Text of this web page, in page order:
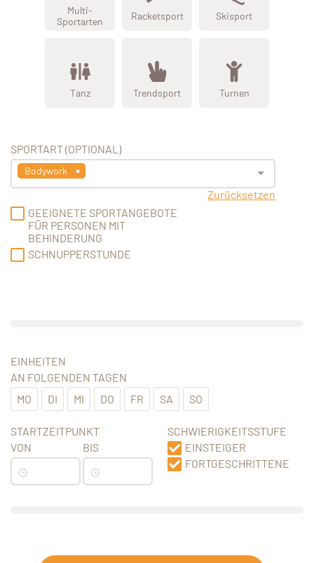
Multi-
Sportarten
Racketsport Skisport
Tanz Trendsport Turnen
SPORTART (OPTIONAL)
Bodywork
Zurücksetzen
GEEIGNETE SPORTANGEBOTE
FÜR PERSONEN MIT
BEHINDERUNG
SCHNUPPERSTUNDE
EINHEITEN
AN FOLGENDEN TAGEN
MO
DI MI DO FR SA SO
STARTZEITPUNKT
VON
BIS
SCHWIERIGKEITSSTUFE
EINSTEIGER
FORTGESCHRITTENE